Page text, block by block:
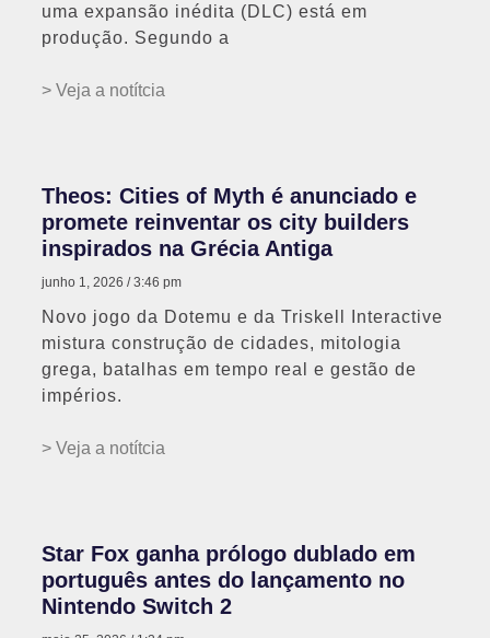
uma expansão inédita (DLC) está em
produção. Segundo a
> Veja a notítcia
Theos: Cities of Myth é anunciado e
promete reinventar os city builders
inspirados na Grécia Antiga
junho 1, 2026 3:46 pm
Novo jogo da Dotemu e da Triskell Interactive
mistura construção de cidades, mitologia
grega, batalhas em tempo real e gestão de
impérios.
> Veja a notítcia
Star Fox ganha prólogo dublado em
português antes do lançamento no
Nintendo Switch 2